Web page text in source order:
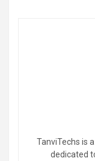
TanviTechs is
dedicated